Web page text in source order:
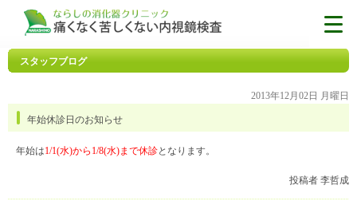
スタッフブログ
2013年12月02日 月曜日
年始休診日のお知らせ
年始は1/1(水)から1/8(水)まで休診となります。
投稿者 李哲成